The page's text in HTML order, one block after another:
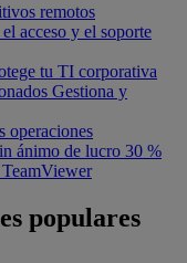
remotos
acceso y el soporte
tu TI corporativa
Gestiona y
operaciones
ánimo de lucro 30 %
populares